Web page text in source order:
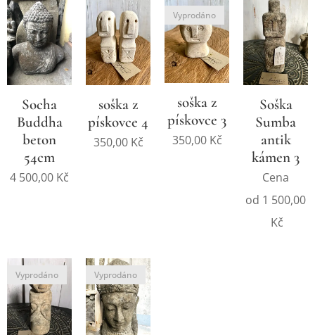
Socha
Buddha
beton
54cm
4 500,00 Kč
soška z
pískovce 4
350,00Kč
soška z
pískovce 3
Vyprodáno
350,00Kč
Soška
Sumba
antik
kámen 3
Cena
od 1 500,00
Kč
Vyprodáno Vyprodáno